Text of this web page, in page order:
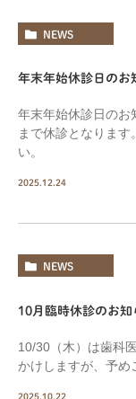
NEWS
年末年始休診日のお
年末年始休診日のお
まで休診となりま
い。
2025.12.24
NEWS
10月臨時休診のお知
10/30（木）は歯科
かけしますが、予め
2025.10.22